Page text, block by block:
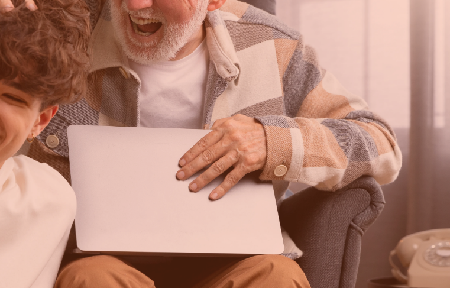
niet lekker in hun vel zitten, pestgedrag meemaken
of spanning of stress ervaren. Dit is een veilige
omgeving om te praten. De praktijkondersteuner kan
jongeren ook doorverwijzen, als meer nodig is.
Ook biedt Zorroo verschillende zelfhulptraingen aan.
Als je ergens last van hebt, maar hier nog niet met
iemand over wilt praten, kan een zelfhulptraining je
helpen. Op
staan de zelfhulptrainingen.